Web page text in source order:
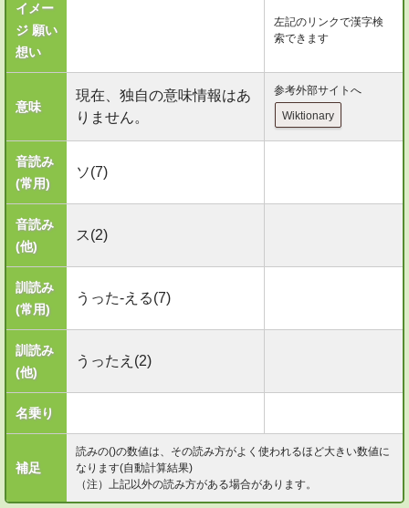
イメー
ジ 願い
想い
左記のリンクで漢字検
索できます
意味
現在、独自の意味情報はあ
りません。
参考外部サイトへ
Wiktionary
音読み
(常用)
ソ(7)
音読み
(他)
ス(2)
訓読み
(常用)
うった-える(7)
訓読み
(他)
うったえ(2)
名乗り
補足
読みの()の数値は、その読み方がよく使われるほど大きい数値に
なります(自動計算結果)
（注）上記以外の読み方がある場合があります。